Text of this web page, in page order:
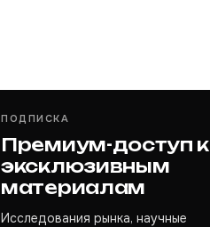
ПОДПИСКА
Премиум-доступ к
эксклюзивным
материалам
Исследования рынка, научные